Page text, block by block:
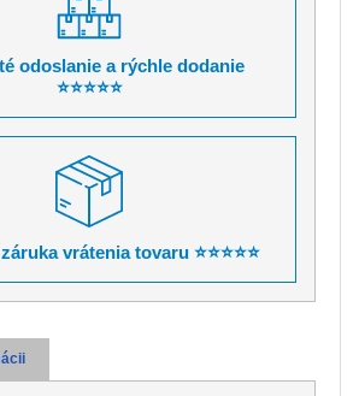
odoslanie a rýchle dodanie
⭐⭐⭐⭐⭐
vrátenia tovaru ⭐⭐⭐⭐⭐